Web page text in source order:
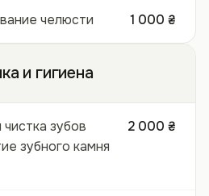
челюсти 1 000 ₴
и гигиена
зубов
зубного камня
2 000 ₴